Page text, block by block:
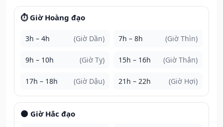
⏱️ Giờ Hoàng đạo
3h – 4h (Giờ Dần) 7h – 8h (Giờ Thìn)
9h – 10h (Giờ Tỵ) 15h – 16h (Giờ Thân)
17h – 18h (Giờ Dậu) 21h – 22h (Giờ Hợi)
🌑 Giờ Hắc đạo